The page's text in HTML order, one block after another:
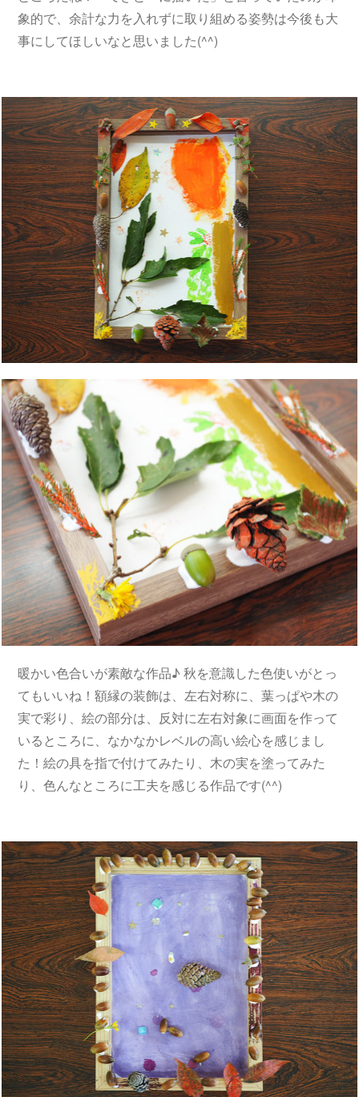
象的で、余計な力を入れずに取り組める姿勢は今後も大
事にしてほしいなと思いました(^^)
暖かい色合いが素敵な作品♪ 秋を意識した色使いがとっ
てもいいね！額縁の装飾は、左右対称に、葉っぱや木の
実で彩り、絵の部分は、反対に左右対象に画面を作って
いるところに、なかなかレベルの高い絵心を感じまし
た！絵の具を指で付けてみたり、木の実を塗ってみた
り、色んなところに工夫を感じる作品です(^^)